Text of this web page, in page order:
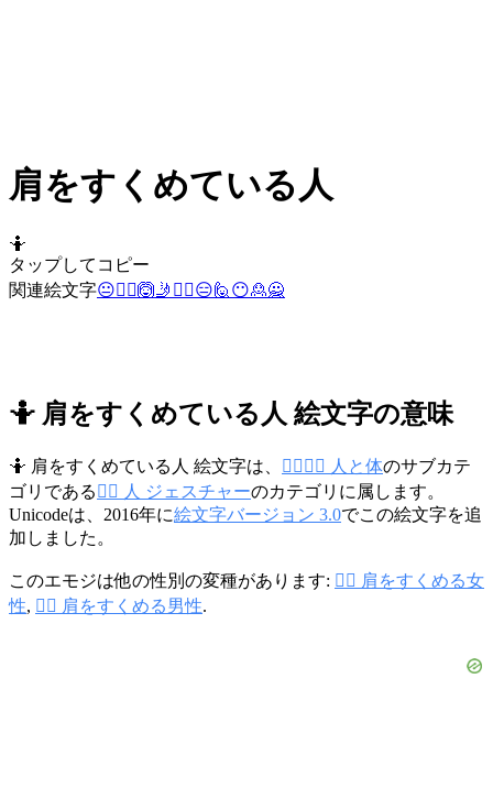
肩をすくめている人
🤷
タップしてコピー
関連絵文字😐🤷‍♀️🙆🤳 🤷‍♂️😑🙋 😶🙎🙅
🤷 肩をすくめている人 絵文字の意味
🤷 肩をすくめている人 絵文字は、 👩‍❤️‍💋‍👨 人と体のサブカテ
ゴリである 🙅‍♀️ 人 ジェスチャーのカテゴリに属します。
Unicodeは、2016年に絵文字バージョン 3.0でこの絵文字を追
加しました。
このエモジは他の性別の変種があります: 🤷‍♀️ 肩をすくめる女
性, 🤷‍♂️ 肩をすくめる男性.